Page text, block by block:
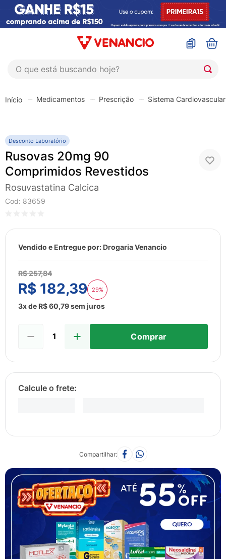
O que está buscando hoje?
Medicamentos Prescrição Sistema Cardiovascular
Desconto Laboratório
Rusovas 20mg 90
Comprimidos Revestidos
Rosuvastatina Calcica
Cod: 83659
Vendido e Entregue por: Drogaria Venancio
R$257,84
R$ 182,39 29%
3x de R$60,79sem juros
Comprar
Compartilhar
1º
coristina
3
4º
fly gotas
5º
protetor solar
6º
esmalte
8º
sabonete liquido
9º
lenço umedecido